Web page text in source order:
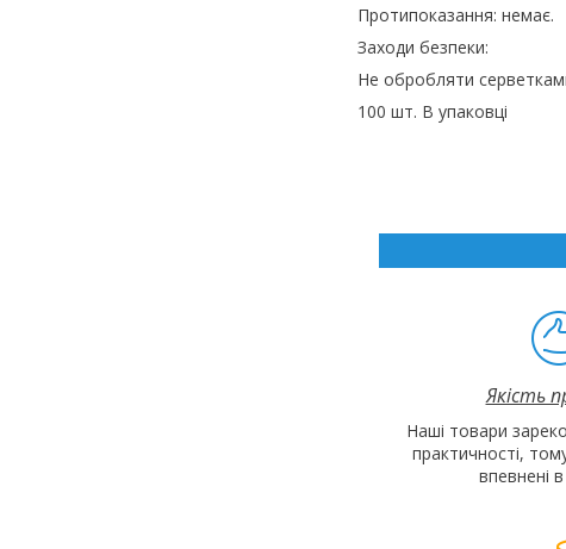
Протипоказання: немає.
Заходи безпеки:
Не обробляти
100 шт. В упаковці
Якість
Наші товари
практичності,
впевнені в